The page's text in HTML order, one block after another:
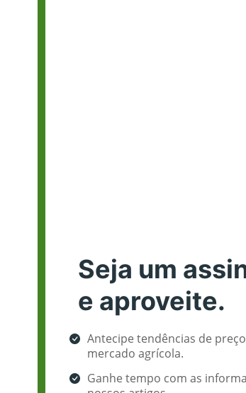
Seja um
e aproveite.
Antecipe tendências de
mercado agrícola.
Ganhe tempo com as